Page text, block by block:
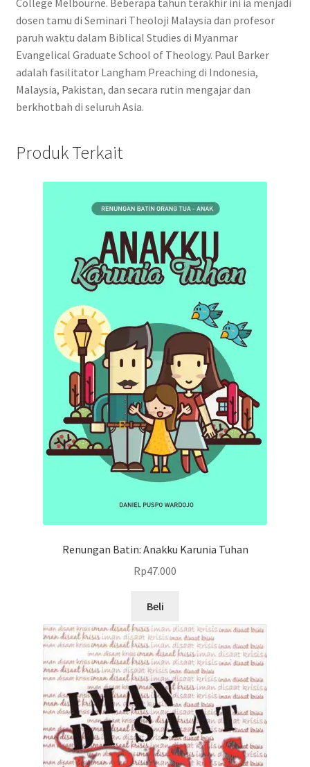
dosen tamu di Seminari Theoloji Malaysia dan profesor
paruh waktu dalam Biblical Studies di Myanmar
Evangelical Graduate School of Theology. Paul Barker
adalah fasilitator Langham Preaching di Indonesia,
Malaysia, Pakistan, dan secara rutin mengajar dan
berkhotbah di seluruh Asia.
Produk Terkait
Renungan Batin: Anakku Karunia Tuhan
Rp47.000
Beli